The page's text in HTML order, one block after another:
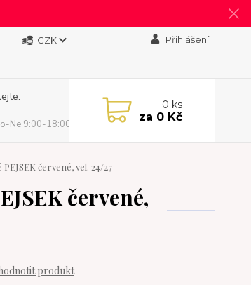
CZK Přihlášení
Ne 9:00-18:00)
0 ks
za 0 Kč
červené, vel. 24/27
červené,
produkt